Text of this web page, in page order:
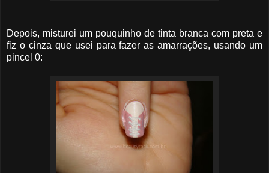
Depois, misturei um pouquinho de tinta branca com preta e
fiz o cinza que usei para fazer as amarrações, usando um
pincel 0: